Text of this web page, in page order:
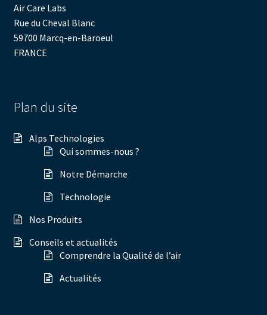
Air Care Labs
Rue du Cheval Blanc
59700 Marcq-en-Baroeul
FRANCE
Plan du site
Alps Technologies
Qui sommes-nous ?
Notre Démarche
Technologie
Nos Produits
Conseils et actualités
Comprendre la Qualité de l’air
Actualités